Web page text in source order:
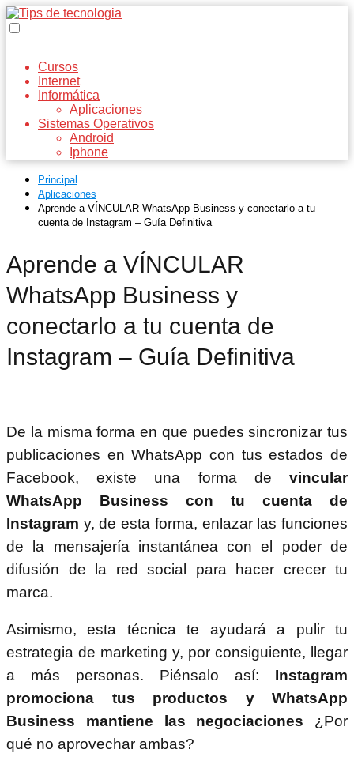
Cursos
Internet
Informática
Aplicaciones
Sistemas Operativos
Android
Iphone
Principal
Aplicaciones
Aprende a VÍNCULAR WhatsApp Business y conectarlo a tu
cuenta de Instagram – Guía Definitiva
Aprende a VÍNCULAR
WhatsApp Business y
conectarlo a tu cuenta de
Instagram – Guía Definitiva
De la misma forma en que puedes sincronizar tus
publicaciones en WhatsApp con tus estados de
Facebook, existe una forma de vincular
WhatsApp Business con tu cuenta de
Instagram y, de esta forma, enlazar las funciones
de la mensajería instantánea con el poder de
difusión de la red social para hacer crecer tu
marca.
Asimismo, esta técnica te ayudará a pulir tu
estrategia de marketing y, por consiguiente, llegar
a más personas. Piénsalo así: Instagram
promociona tus productos y WhatsApp
Business mantiene las negociaciones ¿Por
qué no aprovechar ambas?